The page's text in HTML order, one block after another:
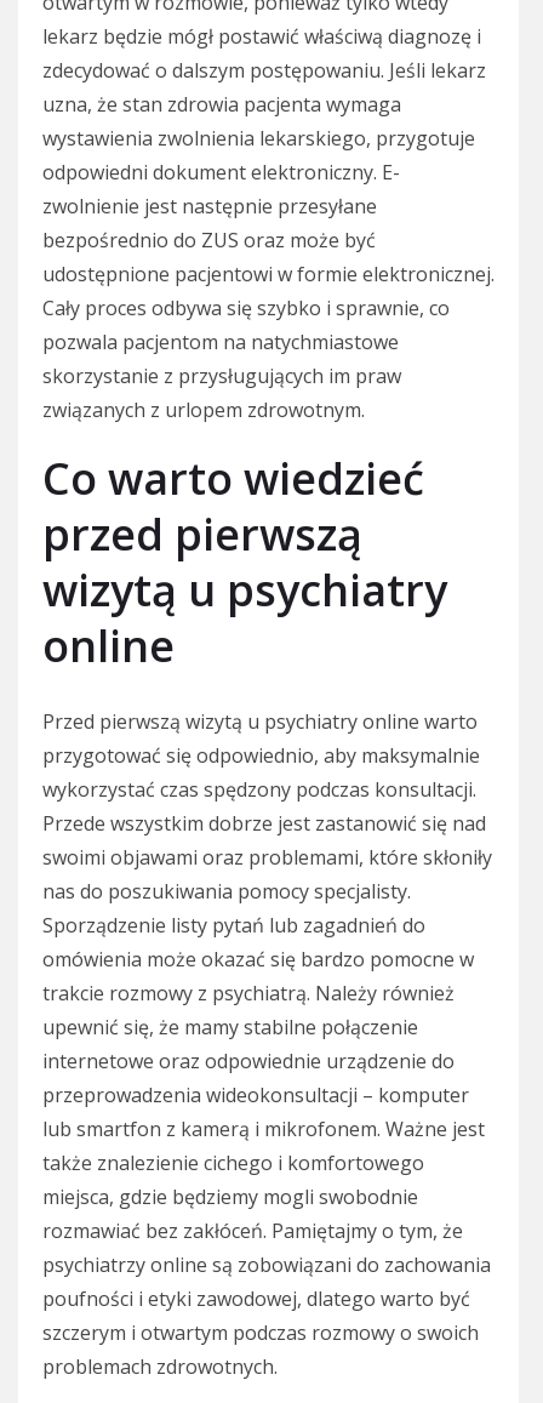
lekarz będzie mógł postawić właściwą diagnozę i
zdecydować o dalszym postępowaniu. Jeśli lekarz
uzna, że stan zdrowia pacjenta wymaga
wystawienia zwolnienia lekarskiego, przygotuje
odpowiedni dokument elektroniczny. E-
zwolnienie jest następnie przesyłane
bezpośrednio do ZUS oraz może być
udostępnione pacjentowi w formie elektronicznej.
Cały proces odbywa się szybko i sprawnie, co
pozwala pacjentom na natychmiastowe
skorzystanie z przysługujących im praw
związanych z urlopem zdrowotnym.
Co warto wiedzieć
przed pierwszą
wizytą u psychiatry
online
Przed pierwszą wizytą u psychiatry online warto
przygotować się odpowiednio, aby maksymalnie
wykorzystać czas spędzony podczas konsultacji.
Przede wszystkim dobrze jest zastanowić się nad
swoimi objawami oraz problemami, które skłoniły
nas do poszukiwania pomocy specjalisty.
Sporządzenie listy pytań lub zagadnień do
omówienia może okazać się bardzo pomocne w
trakcie rozmowy z psychiatrą. Należy również
upewnić się, że mamy stabilne połączenie
internetowe oraz odpowiednie urządzenie do
przeprowadzenia wideokonsultacji – komputer
lub smartfon z kamerą i mikrofonem. Ważne jest
także znalezienie cichego i komfortowego
miejsca, gdzie będziemy mogli swobodnie
rozmawiać bez zakłóceń. Pamiętajmy o tym, że
psychiatrzy online są zobowiązani do zachowania
poufności i etyki zawodowej, dlatego warto być
szczerym i otwartym podczas rozmowy o swoich
problemach zdrowotnych.